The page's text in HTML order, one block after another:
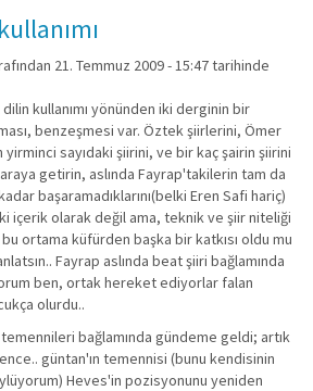
21. Temmuz 2009 - 15:47 tarihinde
kullanımı yönünden iki derginin bir
benzeşmesi var. Öztek şiirlerini, Ömer
yirminci sayıdaki şiirini, ve bir kaç şairin şiirini
getirin, aslında Fayrap'takilerin tam da
başaramadıklarını(belki Eren Safi hariç)
içerik olarak değil ama, teknik ve şiir niteliği
bu ortama küfürden başka bir katkısı oldu mu
Fayrap aslında beat şiiri bağlamında
ben, ortak hereket ediyorlar falan
olurdu..
bağlamında gündeme geldi; artık
güntan'ın temennisi (bunu kendisinin
Heves'in pozisyonunu yeniden